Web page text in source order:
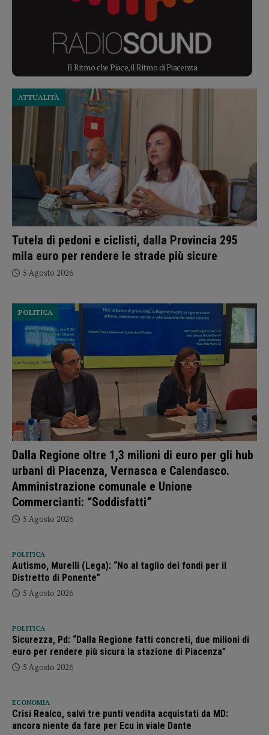
Il Ritmo che Piace, il Ritmo di Piacenza
Tutela di pedoni e ciclisti, dalla Provincia 295
mila euro per rendere le strade più sicure
ATTUALITÀ
5 Agosto 2026
Dalla Regione oltre 1,3 milioni di euro per gli hub
urbani di Piacenza, Vernasca e Calendasco.
Amministrazione comunale e Unione
Commercianti: “Soddisfatti”
POLITICA
5 Agosto 2026
POLITICA
Autismo, Murelli (Lega): “No al taglio dei fondi per il
Distretto di Ponente”
5 Agosto 2026
POLITICA
Sicurezza, Pd: “Dalla Regione fatti concreti, due milioni di
euro per rendere più sicura la stazione di Piacenza”
5 Agosto 2026
ECONOMIA
Crisi Realco, salvi tre punti vendita acquistati da MD:
ancora niente da fare per Ecu in viale Dante